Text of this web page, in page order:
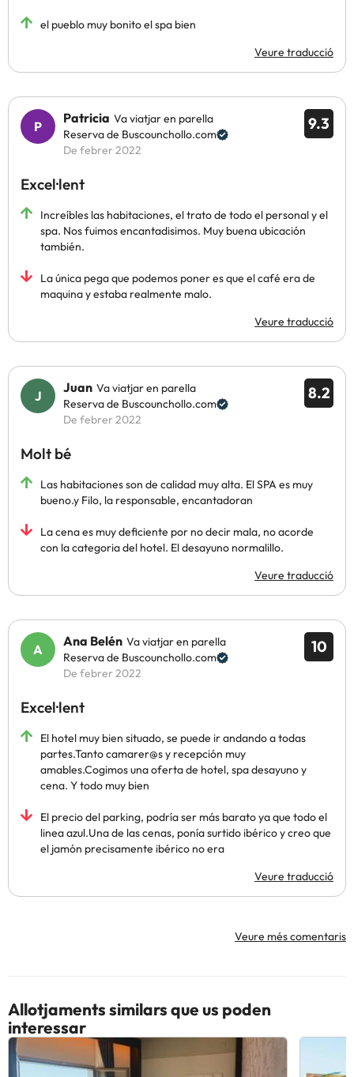
el pueblo muy bonito el spa bien
Veure traducció
9.3
Patricia Va viatjar en parella
Reserva de Buscounchollo.com
De febrer 2022
Excel·lent
Increíbles las habitaciones, el trato de todo el personal y el
spa. Nos fuimos encantadisimos. Muy buena ubicación
también.
La única pega que podemos poner es que el café era de
maquina y estaba realmente malo.
Veure traducció
8.2
Juan Va viatjar en parella
Reserva de Buscounchollo.com
De febrer 2022
Molt bé
Las habitaciones son de calidad muy alta. El SPA es muy
bueno.y Filo, la responsable, encantadoran
La cena es muy deficiente por no decir mala, no acorde
con la categoria del hotel. El desayuno normalillo.
Veure traducció
10
Ana Belén Va viatjar en parella
Reserva de Buscounchollo.com
De febrer 2022
Excel·lent
El hotel muy bien situado, se puede ir andando a todas
partes.Tanto camarer@s y recepción muy
amables.Cogimos una oferta de hotel, spa desayuno y
cena. Y todo muy bien
El precio del parking, podría ser más barato ya que todo el
linea azul.Una de las cenas, ponía surtido ibérico y creo que
el jamón precisamente ibérico no era
Veure traducció
Veure més comentaris
Allotjaments similars que us poden
interessar